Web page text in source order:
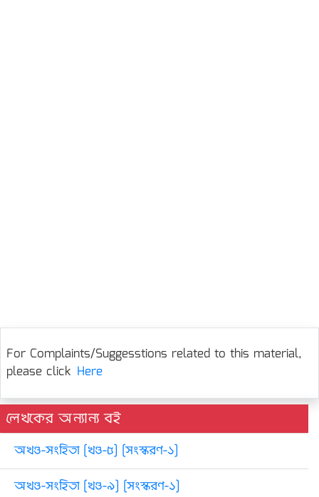
For Complaints/Suggesstions related to this material,
please click Here
লেখকের অন্যান্য বই
অখণ্ড-সংহিতা [খণ্ড-৫] [সংস্করণ-১]
অখণ্ড-সংহিতা [খণ্ড-৯] [সংস্করণ-১]